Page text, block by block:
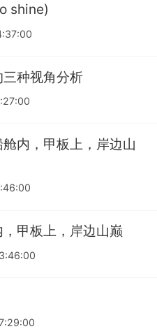
shine)
种视角分析
内，甲板上，岸边山
甲板上，岸边山巅